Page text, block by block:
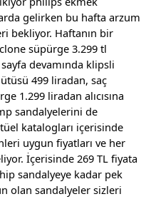
gelirken bu hafta arzum
bekliyor. Haftanın bir
süpürge 3.299 tl
sayfa devamında klipsli
499 liradan, saç
1.299 liradan alıcısına
sandalyelerini de
katalogları içerisinde
uygun fiyatları ve her
İçerisinde 269 TL fiyata
sandalyeye kadar pek
olan sandalyeler sizleri